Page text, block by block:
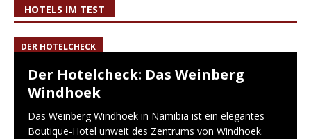
HOTELS IM TEST
DER HOTELCHECK
Der Hotelcheck: Das Weinberg
Windhoek
Das Weinberg Windhoek in Namibia ist ein elegantes
Boutique-Hotel unweit des Zentrums von Windhoek.